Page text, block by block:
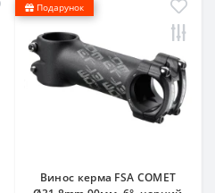
Подарунок
Винос керма FSA COMET